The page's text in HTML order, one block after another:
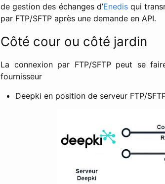
de gestion des échanges d’Enedisqui
par FTP/SFTP après une demande en API.
Côté cour ou côté jardin
La connexion par FTP/SFTP peut se
fournisseur
Deepki en position de serveur FTP/